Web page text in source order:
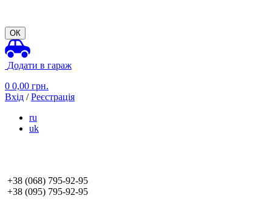
ОК
Додати в гараж
0 0,00 грн.
Вхід /Реєстрація
ru
uk
+38 (068) 795-92-95
+38 (095) 795-92-95